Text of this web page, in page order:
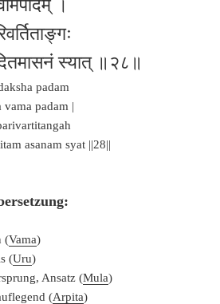
।
स्यात् ॥२८॥
padam
padam |
asanam syat ||28||
(Vama)
(Uru)
Ansatz (Mula)
(Arpita)